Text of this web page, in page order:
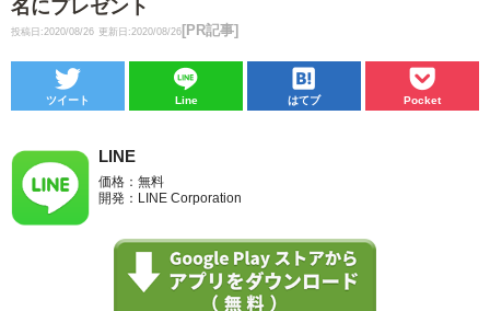
名にプレゼント
投稿日:2020/08/26 更新日:2020/08/26 [PR記事]
ツイート Line はてブ Pocket
LINE
価格：無料
開発：LINE Corporation